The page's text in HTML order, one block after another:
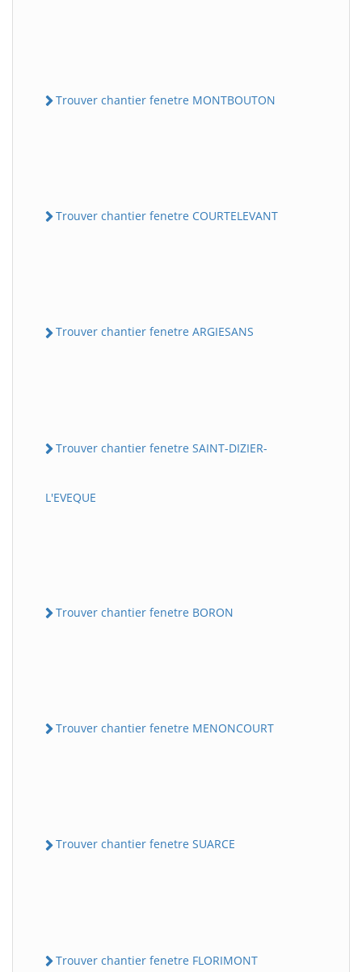
Trouver chantier fenetre MONTBOUTON
Trouver chantier fenetre COURTELEVANT
Trouver chantier fenetre ARGIESANS
Trouver chantier fenetre SAINT-DIZIER-
L'EVEQUE
Trouver chantier fenetre BORON
Trouver chantier fenetre MENONCOURT
Trouver chantier fenetre SUARCE
Trouver chantier fenetre FLORIMONT